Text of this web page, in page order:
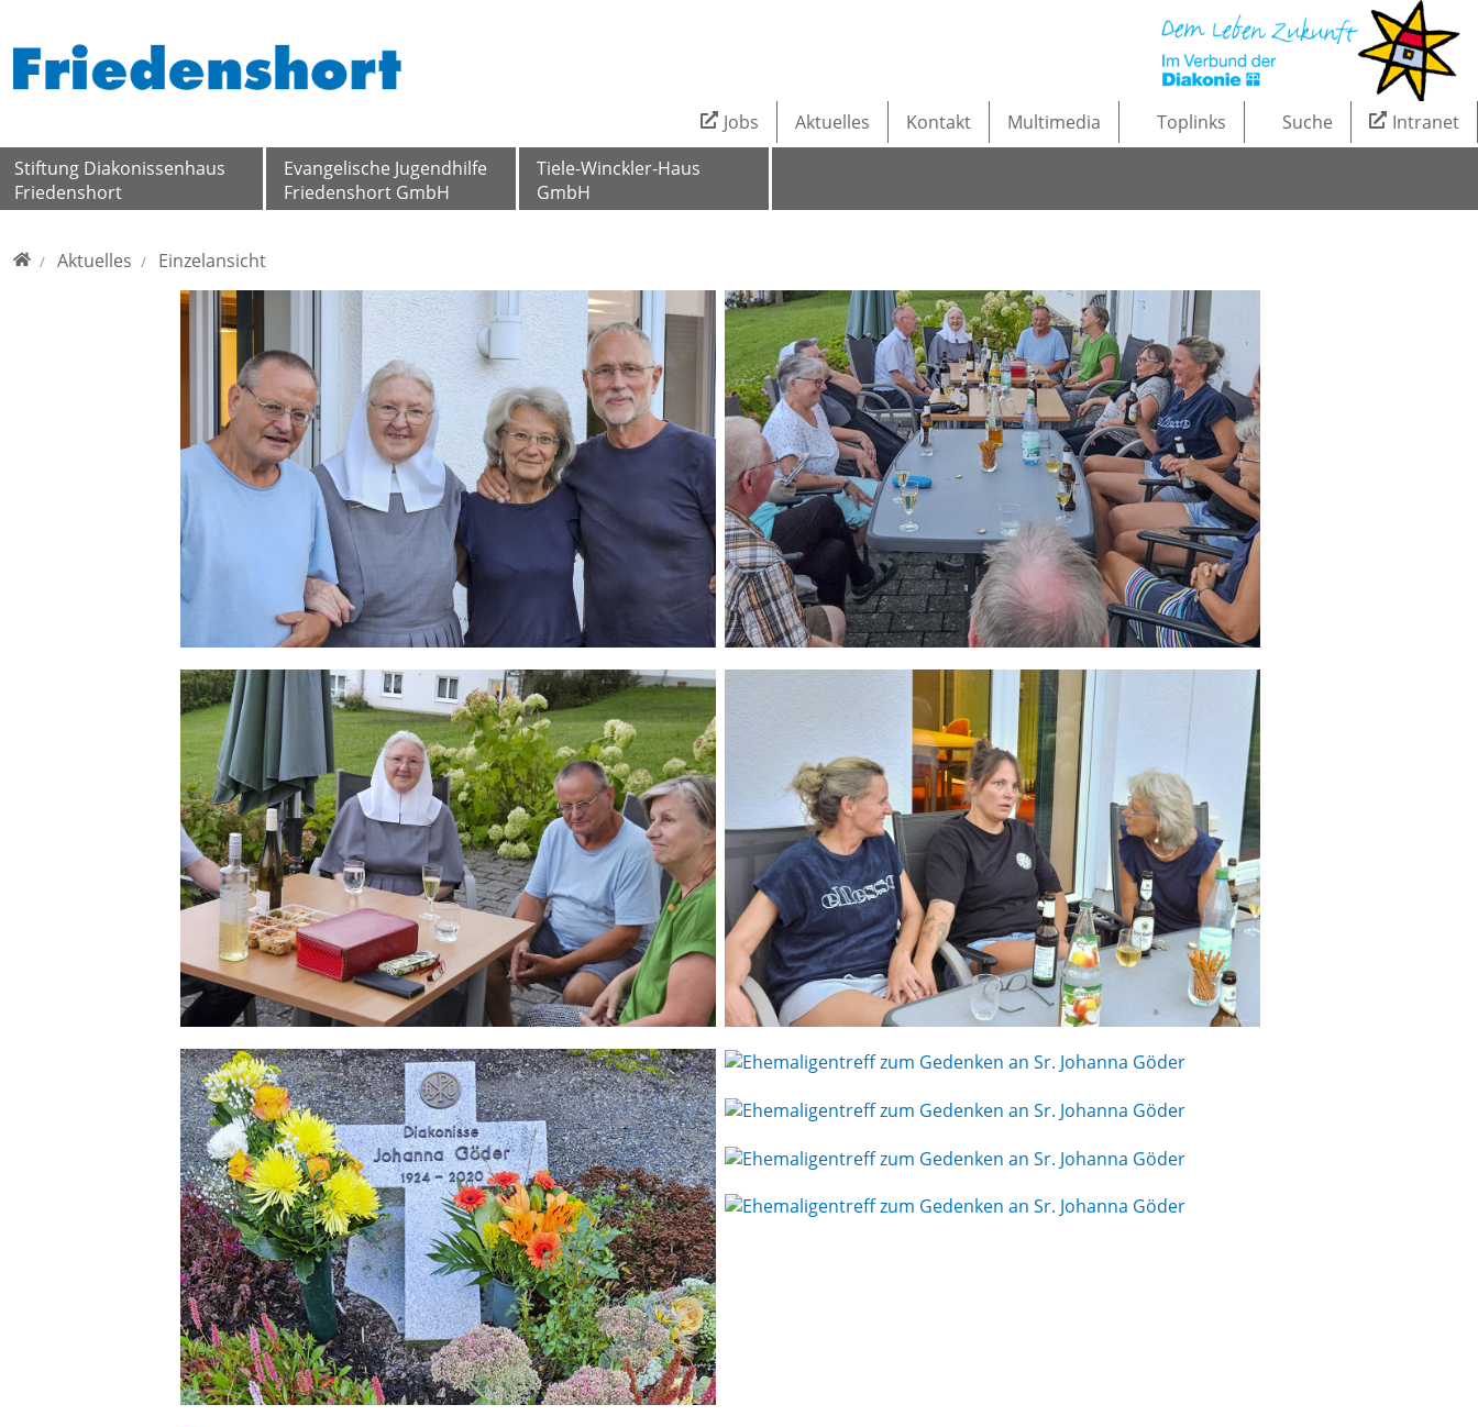
Stiftung Diakonissenhaus
Friedenshort
Evangelische Jugendhilfe
Friedenshort GmbH
Tiele-Winckler-Haus
GmbH
Jobs Aktuelles Kontakt Multimedia Toplinks Suche Intranet
HomeAktuelles Einzelansicht